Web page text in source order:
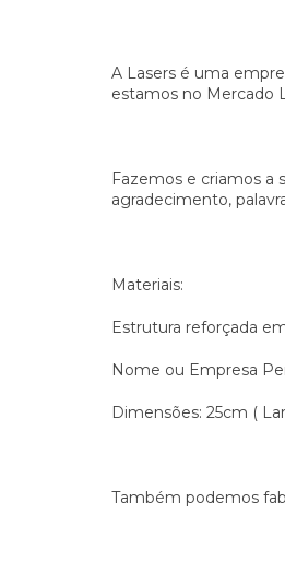
A Lasers é uma
estamos no Mercado
Fazemos e criamos a
agradecimento,
Materiais:
Estrutura reforçada
Nome ou Empresa
Dimensões: 25cm (
Também podemos